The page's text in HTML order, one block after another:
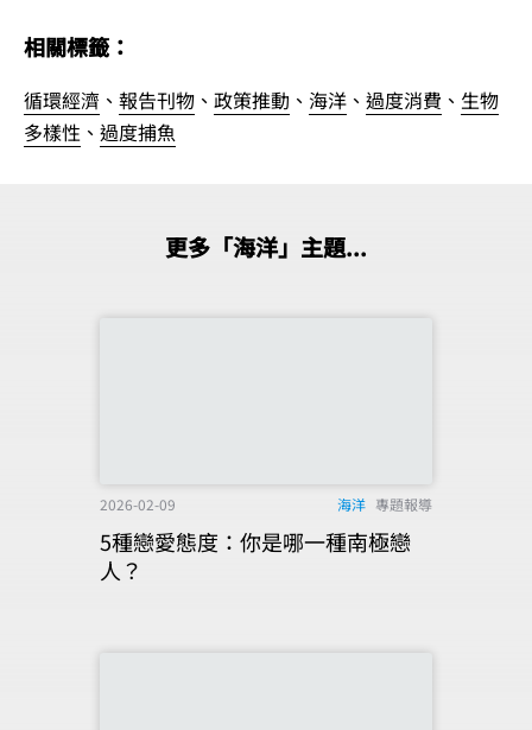
相關標籤：
循環經濟 、 報告刊物 、 政策推動 、 海洋 、 過度消費 、 生物
多樣性 、 過度捕魚
更多「海洋」主題...
2026-02-09 海洋 專題報導
5種戀愛態度：你是哪一種南極戀
人？